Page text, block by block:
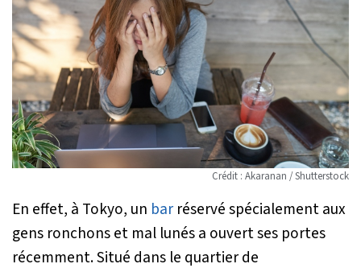
Crédit : Akaranan / Shutterstock
En effet, à Tokyo, un bar réservé spécialement aux
gens ronchons et mal lunés a ouvert ses portes
récemment. Situé dans le quartier de